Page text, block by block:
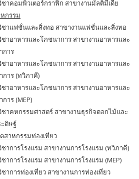
ชาคอมพิวเตอร์กราฟิก สาขางานมัลติมีเดีย
กรรม
ชาแฟชั่นและสิ่งทอ สาขางานแฟชั่นและสิ่งทอ
ชาอาหารและโภชนาการ สาขางานอาหารและ
การ
ชาอาหารและโภชนาการ สาขางานอาหารและ
การ (ทวิภาคี)
ชาอาหารและโภชนาการ สาขางานอาหารและ
าร (MEP)
ชาคหกรรมศาสตร์ สาขางานธุรกิจดอกไม้และ
ดิษฐ์
สาหกรรมท่องเที่ยว
าการโรงแรม สาขางานการโรงแรม (ทวิภาคี)
าการโรงแรม สาขางานการโรงแรม (MEP)
าการท่องเที่ยว สาขางานการท่องเที่ยว